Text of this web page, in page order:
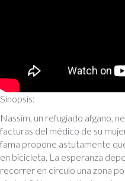
Sinopsis:
Nassim, un refugiado afgano,
facturas del médico de su
fama propone astutamente
en bicicleta. La esperanza
recorrer en círculo una zona